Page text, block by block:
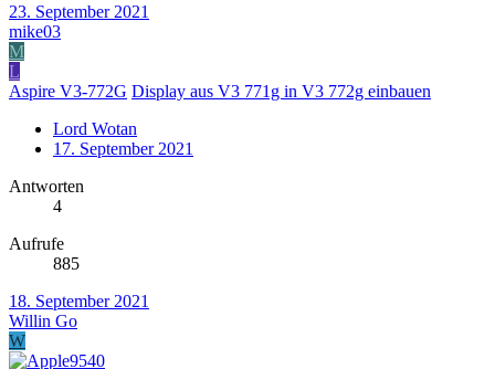
23. September 2021
mike03
M
L
Aspire V3-772G Display aus V3 771g in V3 772g einbauen
Lord Wotan
17. September 2021
Antworten
4
Aufrufe
885
18. September 2021
Willin Go
W